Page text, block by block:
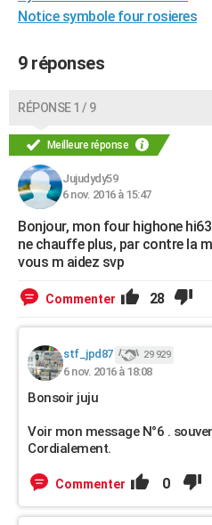
CARTE DE VOEUX
Carte de Noël
Carte Bonne année
Carte Saint-Valentin
Carte Pâques
Carte d'anniversaire
DICTIONNAIRE
S'inscrire
Se connecter
Lycées
Collèges
Primaires
Universités
Entreprises
Service militaire
Avis de recherche
AVIS DE DÉCÈS
FORUM
Bricolage
Lifestyle
Culture
Sport
Auto
Television
Voyage
Cinema
Notice symbole four rosieres
9 réponses
RÉPONSE 1 / 9
Meilleure réponse
Jujudydy59
6 nov. 2016 à 15:47
Bonjour, mon four highone
ne chauffe plus, par contre la
vous m aidez svp
Commenter 28
stf_jpd87 29 929
6 nov. 2016 à 18:08
Bonsoir juju
Voir mon message N°6 .
Cordialement.
Commenter 0